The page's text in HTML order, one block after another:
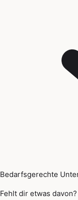
Bedarfsgerechte
Fehlt dir etwas